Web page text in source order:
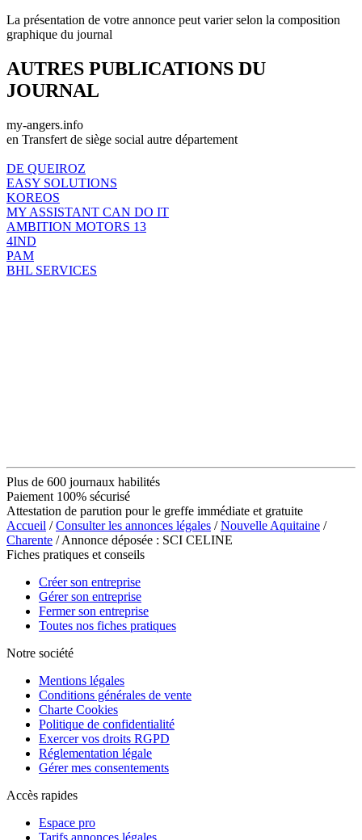
La présentation de votre annonce peut varier selon la composition
graphique du journal
AUTRES PUBLICATIONS DU
JOURNAL
my-angers.info
en Transfert de siège social autre département
DE QUEIROZ
EASY SOLUTIONS
KOREOS
MY ASSISTANT CAN DO IT
AMBITION MOTORS 13
4IND
PAM
BHL SERVICES
Plus de 600 journaux habilités
Paiement 100% sécurisé
Attestation de parution pour le greffe immédiate et gratuite
Accueil /Consulter les annonces légales /Nouvelle Aquitaine /
Charente / Annonce déposée : SCI CELINE
Fiches pratiques et conseils
Créer son entreprise
Gérer son entreprise
Fermer son entreprise
Toutes nos fiches pratiques
Notre société
Mentions légales
Conditions générales de vente
Charte Cookies
Politique de confidentialité
Exercer vos droits RGPD
Réglementation légale
Gérer mes consentements
Accès rapides
Espace pro
Tarifs annonces légales